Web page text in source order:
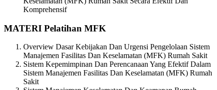
Komprehensif
MATERI Pelatihan MFK
Overview Dasar Kebijakan Dan Urgensi Pengelolaan Sistem
Manajemen Fasilitas Dan Keselamatan (MFK) Rumah Sakit
Sistem Kepemimpinan Dan Perencanaan Yang Efektif Dalam
Sistem Manajemen Fasilitas Dan Keselamatan (MFK) Rumah
Sakit